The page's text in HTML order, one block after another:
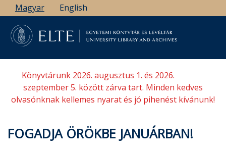
Ugrás
a
tartalomra
Magyar English
Könyvtárunk 2026. augusztus 1. és 2026.
szeptember 5. között zárva tart. Minden kedves
olvasónknak kellemes nyarat és jó pihenést kívánunk!
FOGADJA ÖRÖKBE JANUÁRBAN!